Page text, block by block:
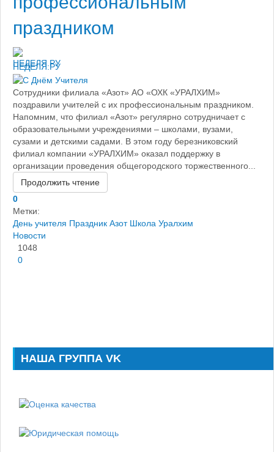
праздником
НЕДЕЛЯ.РУ
Сотрудники филиала «Азот» АО «ОХК «УРАЛХИМ»
поздравили учителей с их профессиональным праздником.
Напомним, что филиал «Азот» регулярно сотрудничает с
образовательными учреждениями – школами, вузами,
сузами и детскими садами. В этом году березниковский
филиал компании «УРАЛХИМ» оказал поддержку в
организации проведения общегородского торжественного...
Продолжить чтение
0
Метки:
День учителя Праздник Азот Школа Уралхим
Новости
1048
0
НАША ГРУППА VK